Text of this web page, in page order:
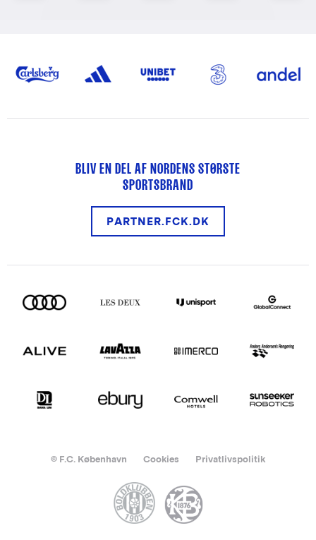
BLIV EN DEL AF NORDENS STØRSTE
SPORTSBRAND
PARTNER.FCK.DK
© F.C. København Cookies Privatlivspolitik